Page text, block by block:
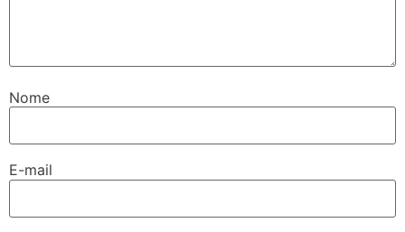
Nome
E-mail